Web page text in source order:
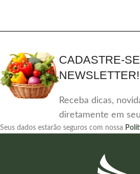
CADASTRE-
NEWSLETTER!
Receba dicas,
diretamente em
Seus dados estarão seguros com nossa